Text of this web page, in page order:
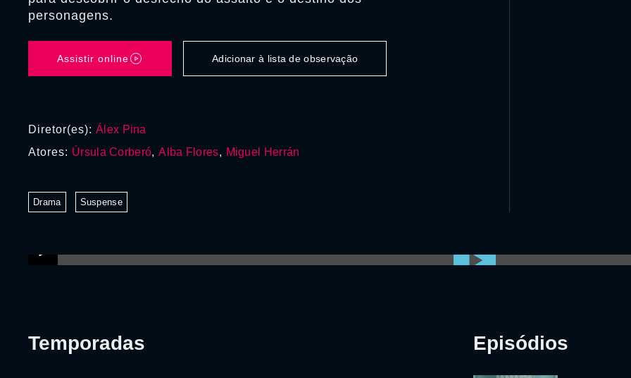
personagens.
Assistir online Adicionar à lista de observação
Diretor(es): Álex Pina
Atores: Úrsula Corberó,Alba Flores, Miguel Herrán
Drama Suspense
Temporadas Episódios